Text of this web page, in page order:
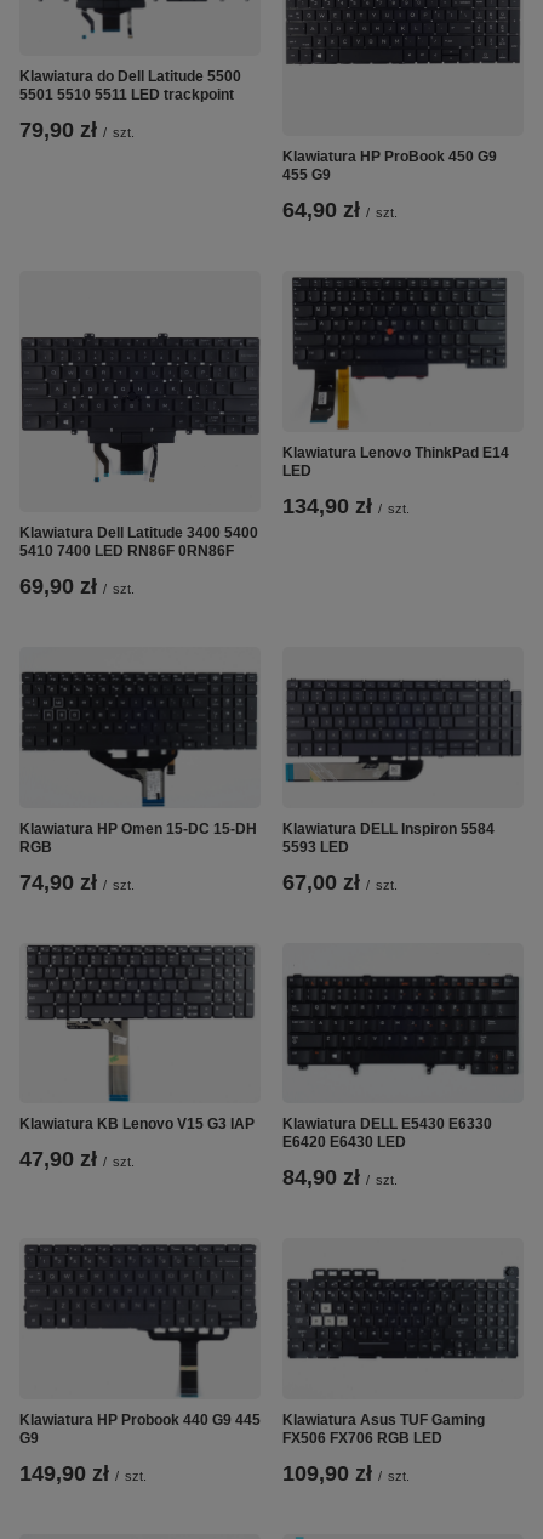
Klawiatura do Dell Latitude 5500
5501 5510 5511 LED trackpoint
79,90 zł / szt.
Klawiatura HP ProBook 450 G9
455 G9
64,90 zł / szt.
Klawiatura Dell Latitude 3400 5400
5410 7400 LED RN86F 0RN86F
69,90 zł / szt.
Klawiatura Lenovo ThinkPad E14
LED
134,90 zł / szt.
Klawiatura HP Omen 15-DC 15-DH
RGB
74,90 zł / szt.
Klawiatura DELL Inspiron 5584
5593 LED
67,00 zł / szt.
Klawiatura KB Lenovo V15 G3 IAP
47,90 zł / szt.
Klawiatura DELL E5430 E6330
E6420 E6430 LED
84,90 zł / szt.
Klawiatura HP Probook 440 G9 445
G9
149,90 zł / szt.
Klawiatura Asus TUF Gaming
FX506 FX706 RGB LED
109,90 zł / szt.